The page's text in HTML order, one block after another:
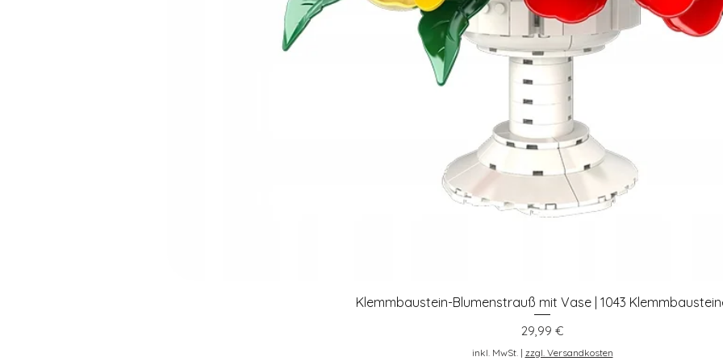
Schnellansicht
Klemmbaustein-Blumenstrauß mit Vase | 1043
Preis
29,99 €
inkl. MwSt.| zzgl. Versandkosten